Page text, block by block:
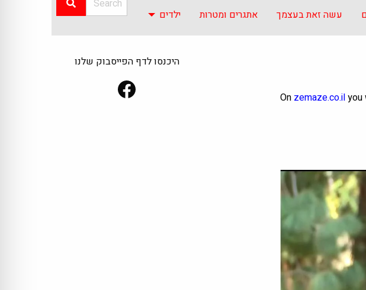
עשה זאת בעצמך אתגרים ומטרות ילדים
On zemaze.co.ilyou
היכנסו לדף הפייסבוק שלנו
Facebook